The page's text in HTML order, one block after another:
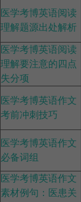
医学考博英语阅读
理解题源出处解析
医学考博英语阅读
理解要注意的四点
失分项
医学考博英语作文
考前冲刺技巧
医学考博英语作文
必备词组
医学考博英语作文
素材例句：医患关